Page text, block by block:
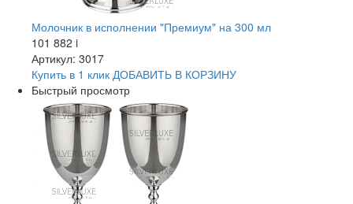
Молочник в исполнении "Премиум" на 300 мл
101 882 i
Артикул: 3017
Купить в 1 клик ДОБАВИТЬ В КОРЗИНУ
Быстрый просмотр